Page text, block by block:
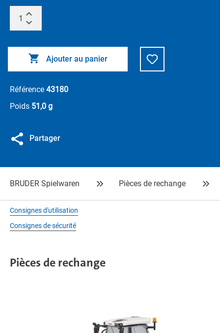
Ajouter au panier
Référence 43180
Poids 51,0 g
Partager
BRUDER Spielwaren Pièces de rechange
Consignes d'utilisation
Consignes de sécurité
Pièces de rechange